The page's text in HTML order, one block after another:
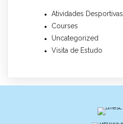
Atividades Desportivas
Courses
Uncategorized
Visita de Estudo